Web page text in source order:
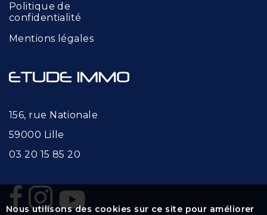
Politique de
confidentialité
Mentions légales
156, rue Nationale
59000 Lille
03 20 15 85 20
Nous utilisons des cookies sur ce site pour améliorer